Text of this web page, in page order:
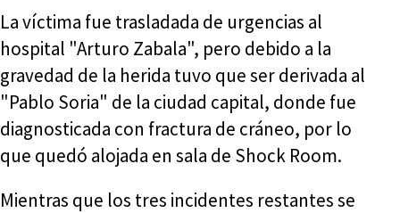
La víctima fue trasladada de urgencias al
hospital "Arturo Zabala", pero debido a la
gravedad de la herida tuvo que ser derivada al
"Pablo Soria" de la ciudad capital, donde fue
diagnosticada con fractura de cráneo, por lo
que quedó alojada en sala de Shock Room.
Mientras que los tres incidentes restantes se